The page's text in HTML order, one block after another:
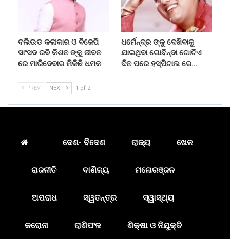
ବଲିଉଡ କଳାକାର ଓ ବିଜେପି
ସାଂସଦ ରବି କିଶନ ଙ୍କୁ ଜୀବନ
ରେ ମାରିଦେବାର ମିଳିଛି ଧମକ
ଧର୍ମେନ୍ଦ୍ର ଙ୍କୁ ଦେଖିବାକୁ
ଯାଇଥିବା ଗୋବିନ୍ଦା ଗୋଟିଏ
ଦିନ ପରେ ହସ୍ପିଟାଲ ରେ…
PREV NEXT 1 of 2
ଦେଶ- ବିଦେଶ ରାଜ୍ୟ ଖେଳ
ରାଜନୀତି ବାଣିଜ୍ୟ ମନୋରଞ୍ଜନ
ଅପରାଧ ସ୍ୱତନ୍ତ୍ର ସ୍ୱାସ୍ଥ୍ୟ
କରୋନା ରାଶିଫଳ ଶିକ୍ଷା ଓ ନିଯୁକ୍ତି